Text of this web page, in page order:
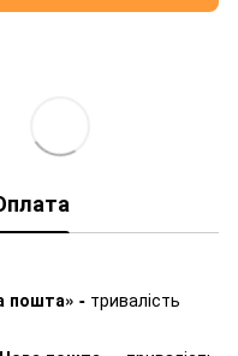
пошта» - тривалість